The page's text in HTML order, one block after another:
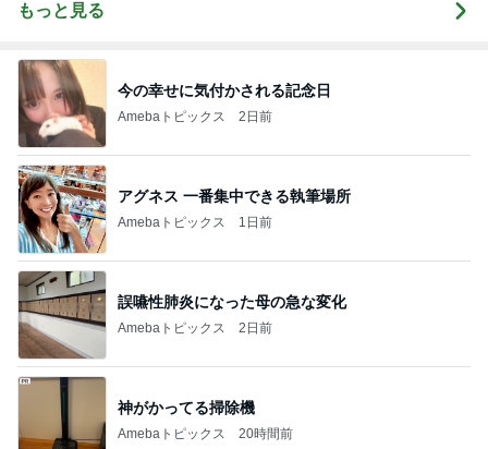
もっと見る
今の幸せに気付かされる記念日
Amebaトピックス 2日前
アグネス 一番集中できる執筆場所
Amebaトピックス 1日前
誤嚥性肺炎になった母の急な変化
Amebaトピックス 2日前
神がかってる掃除機
Amebaトピックス 20時間前